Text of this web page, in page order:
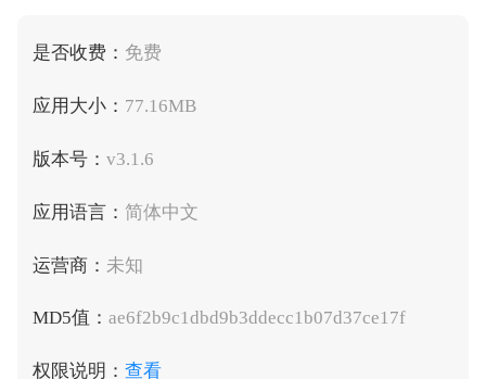
是否收费： 免费
应用大小： 77.16MB
版本号： v3.1.6
应用语言： 简体中文
运营商： 未知
MD5值： ae6f2b9c1dbd9b3ddecc1b07d37ce17f
权限说明： 查看